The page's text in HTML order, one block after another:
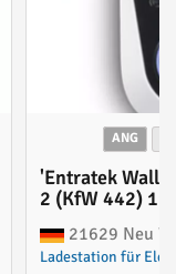
ANG
'Entratek
2 (KfW 442) 11
21629 Neu
Ladestation für